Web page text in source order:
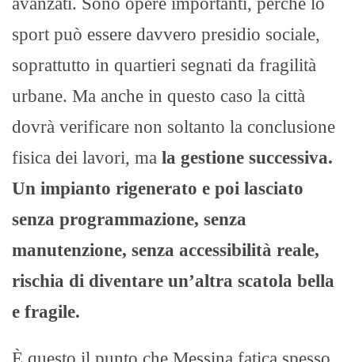
sport può essere davvero presidio sociale,
soprattutto in quartieri segnati da fragilità
urbane. Ma anche in questo caso la città
dovrà verificare non soltanto la conclusione
fisica dei lavori, ma la gestione successiva.
Un impianto rigenerato e poi lasciato
senza programmazione, senza
manutenzione, senza accessibilità reale,
rischia di diventare un’altra scatola bella
e fragile.